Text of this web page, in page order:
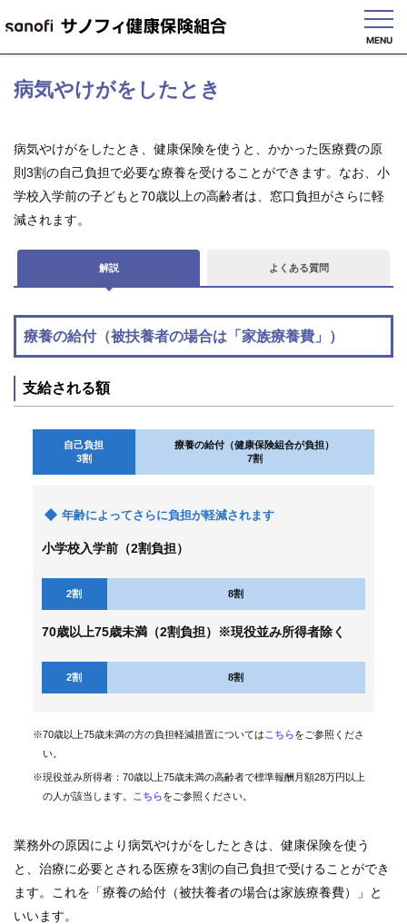
MENU
健
保
し
保
の
給
組
合
案
内
病気やけがをしたとき
病気やけがをしたとき、健康保険を使うと、かかった医療費の原
則3割の自己負担で必要な療養を受けることができます。なお、小
学校入学前の子どもと70歳以上の高齢者は、窓口負担がさらに軽
減されます。
解説 よくある質問
療養の給付（被扶養者の場合は「家族療養費」）
支給される額
自己負担
3割
療養の給付（健康保険組合が負担）
7割
年齢によってさらに負担が軽減されます
小学校入学前（2割負担）
2割 8割
70歳以上75歳未満（2割負担）※現役並み所得者除く
2割 8割
※70歳以上75歳未満の方の負担軽減措置についてはこちらをご参照くださ
い。
※現役並み所得者：70歳以上75歳未満の高齢者で標準報酬月額28万円以上
の人が該当します。 こちらをご参照ください。
業務外の原因により病気やけがをしたときは、健康保険を使う
と、治療に必要とされる医療を3割の自己負担で受けることができ
ます。これを「療養の給付（被扶養者の場合は家族療養費）」と
いいます。